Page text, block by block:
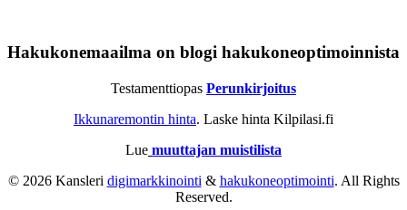
Hakukonemaailma on blogi hakukoneoptimoinnista
Testamenttiopas Perunkirjoitus
Ikkunaremontin hinta. Laske hinta Kilpilasi.fi
Lue muuttajan muistilista
© 2026 Kansleri digimarkkinointi & hakukoneoptimointi. All Rights
Reserved.